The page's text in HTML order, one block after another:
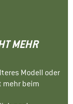
MEHR
Modell oder
mehr beim